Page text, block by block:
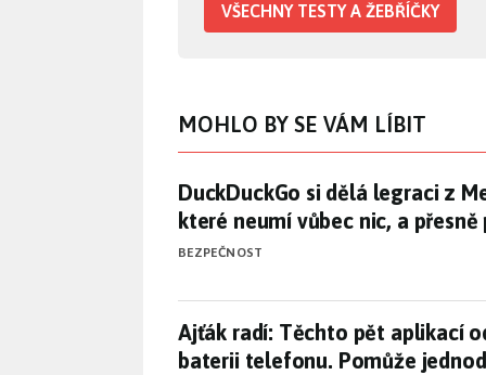
VŠECHNY TESTY A ŽEBŘÍČKY
MOHLO BY SE VÁM LÍBIT
DuckDuckGo si dělá legraci z
DuckDuckGo si dělá legraci z
které neumí vůbec nic, a
BEZPEČNOST
Ajťák radí: Těchto pět aplikací
Ajťák radí: Těchto pět aplikací
baterii telefonu. Pomůže